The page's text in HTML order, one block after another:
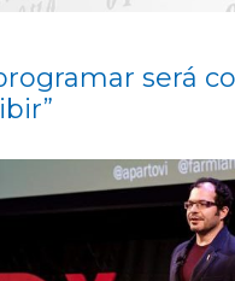
será